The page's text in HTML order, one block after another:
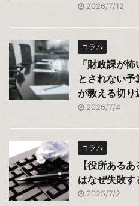
2026/7/12
コラム
「財政課が
とされない
が教える切り
2026/7/4
コラム
【役所ある
はなぜ失敗す
2025/7/2